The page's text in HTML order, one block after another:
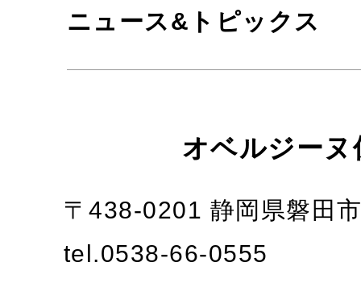
ニュース&トピックス
オベルジーヌ
〒438-0201 静岡県磐田
tel.0538-66-0555